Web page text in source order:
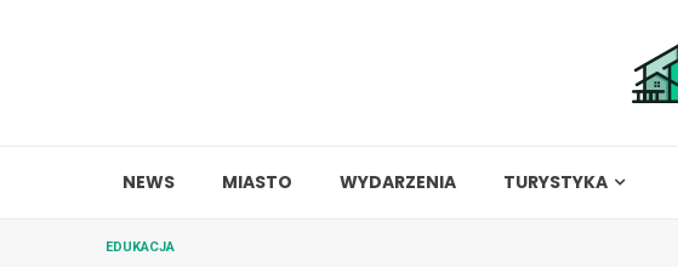
NEWS MIASTO WYDARZENIA TURYSTYKA
EDUKACJA